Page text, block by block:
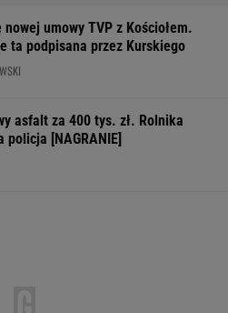
nowej umowy TVP z Kościołem.
ta podpisana przez Kurskiego
asfalt za 400 tys. zł. Rolnika
policja [NAGRANIE]